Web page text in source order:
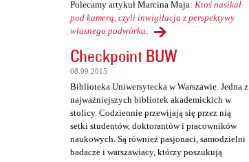
Polecamy artykuł Marcina Maja: Ktoś nasikał
pod kamerą, czyli inwigilacja z perspektywy
własnego podwórka.
Checkpoint BUW
08.09.2015
Biblioteka Uniwersytecka w Warszawie. Jedna z
najważniejszych bibliotek akademickich w
stolicy. Codziennie przewijają się przez nią
setki studentów, doktorantów i pracowników
naukowych. Są również pasjonaci, samodzielni
badacze i warszawiacy, którzy poszukują